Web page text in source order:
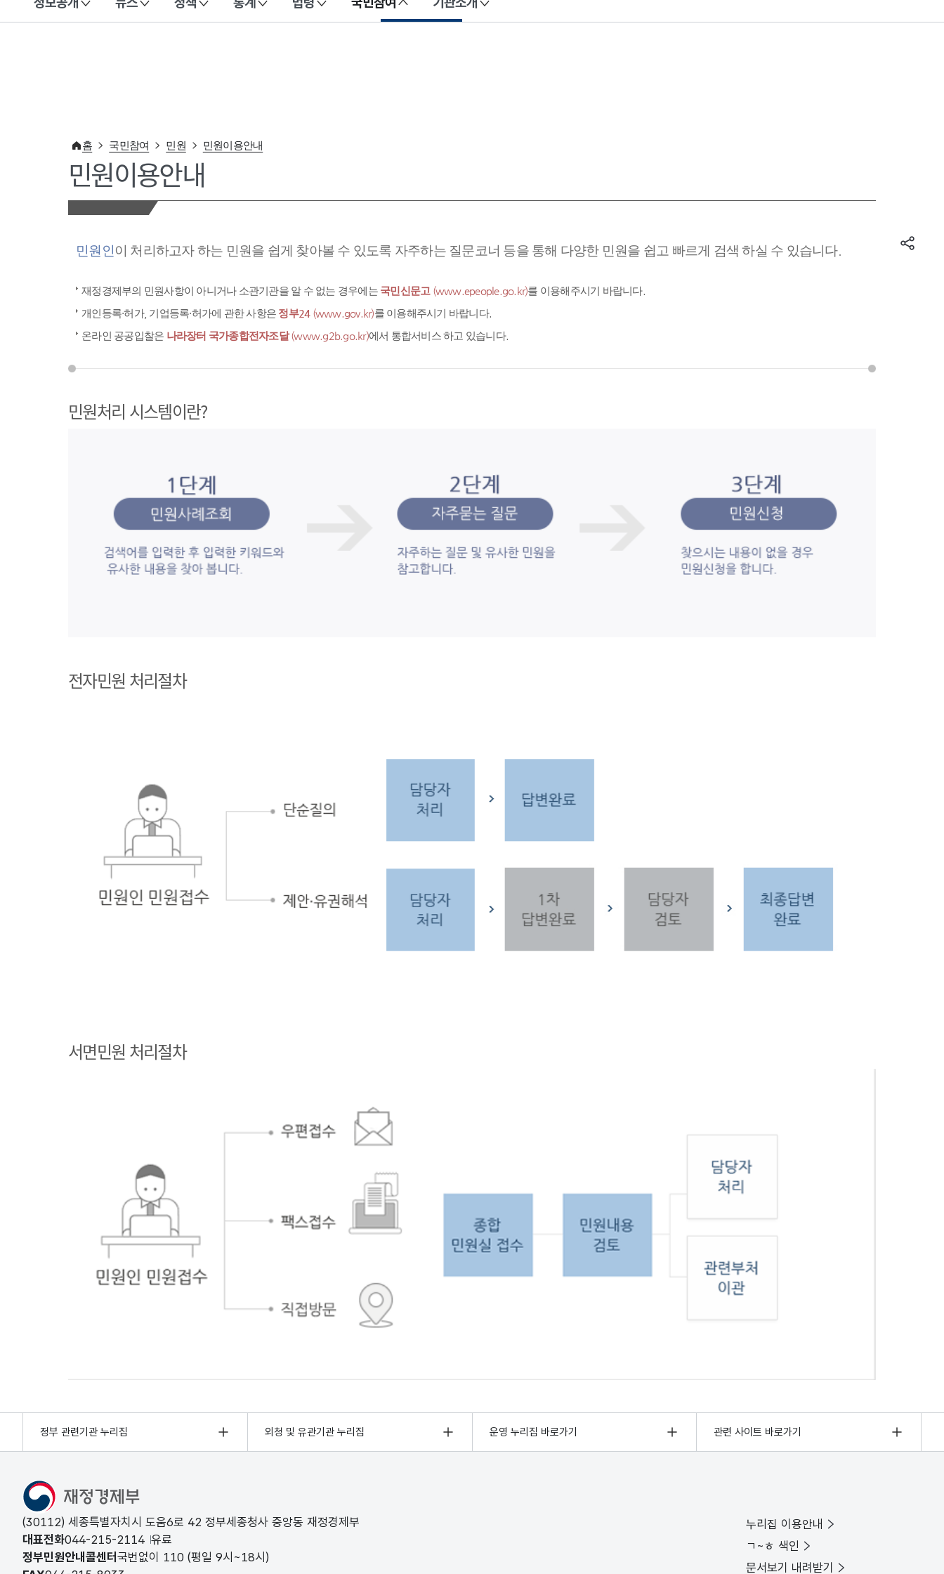
이 누리집은 대한민국 공식 전자정부 누리집입니다.
홈 국민참여 민원 민원이용안내
민원이용안내
민원인이 처리하고자 하는 민원을 쉽게 찾아볼 수 있도록 자주하는 질문코너 등을 통해 다양한 민원을 쉽고 빠르게 검색 하실 수 있습니다.
재정경제부의 민원사항이 아니거나 소관기관을 알 수 없는 경우에는 국민신문고 (www.epeople.go.kr)를 이용해주시기 바랍니다.
개인등록·허가, 기업등록·허가에 관한 사항은 정부24 (www.gov.kr)를 이용해주시기 바랍니다.
온라인 공공입찰은 나라장터 국가종합전자조달(www.g2b.go.kr)에서 통합서비스 하고 있습니다.
민원처리 시스템이란?
전자민원 처리절차
서면민원 처리절차
정부 관련기관 누리집 외청 및 유관기관 누리집 운영 누리집 바로가기 관련 사이트 바로가기
(30112) 세종특별자치시 도움6로 42 정부세종청사 중앙동 재정경제부
대표전화044-215-2114 유료
정부민원안내콜센터 국번없이 110 (평일 9시~18시)
누리집 이용안내
ㄱ~ㅎ 색인
문서보기 내려받기